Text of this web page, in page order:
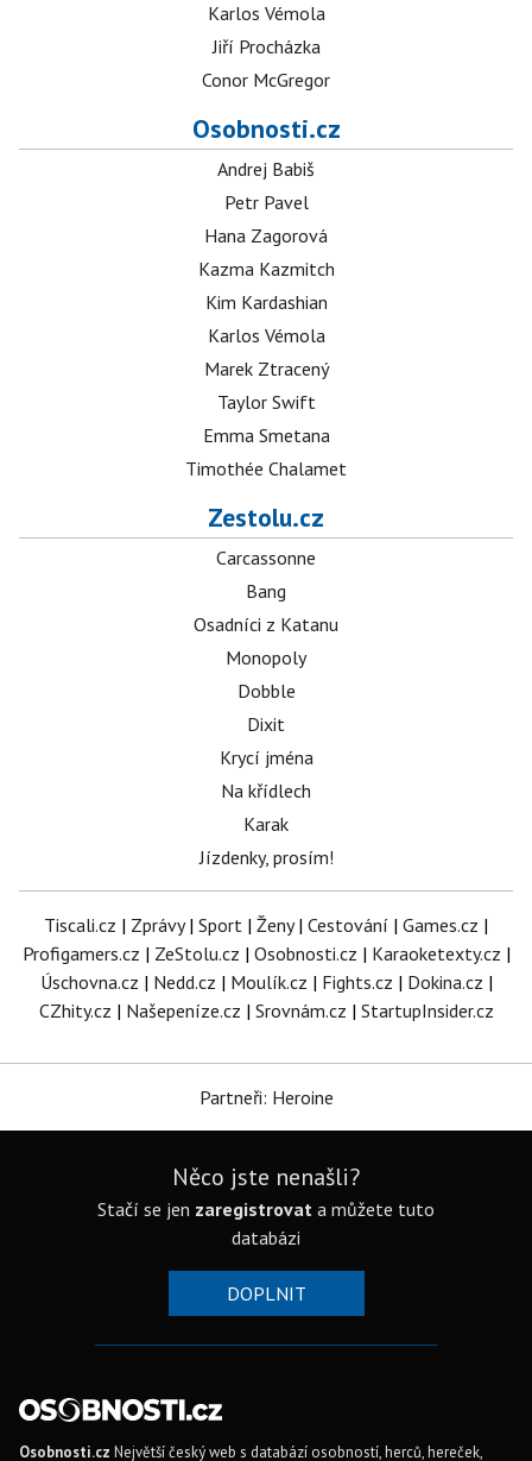
Karlos Vémola
Jiří Procházka
Conor McGregor
Osobnosti.cz
Andrej Babiš
Petr Pavel
Hana Zagorová
Kazma Kazmitch
Kim Kardashian
Karlos Vémola
Marek Ztracený
Taylor Swift
Emma Smetana
Timothée Chalamet
Zestolu.cz
Carcassonne
Bang
Osadníci z Katanu
Monopoly
Dobble
Dixit
Krycí jména
Na křídlech
Karak
Jízdenky, prosím!
Tiscali.cz | Zprávy| Sport | Ženy| Cestování | Games.cz |
Profigamers.cz | ZeStolu.cz | Osobnosti.cz | Karaoketexty.cz |
Úschovna.cz | Nedd.cz | Moulík.cz | Fights.cz | Dokina.cz |
CZhity.cz | Našepeníze.cz | Srovnám.cz | StartupInsider.cz
Partneři: Heroine
Něco jste nenašli?
Stačí se jen zaregistrovat a můžete tuto
databázi
DOPLNIT
Osobnosti.cz Největší český web s databází osobností, herců, hereček,